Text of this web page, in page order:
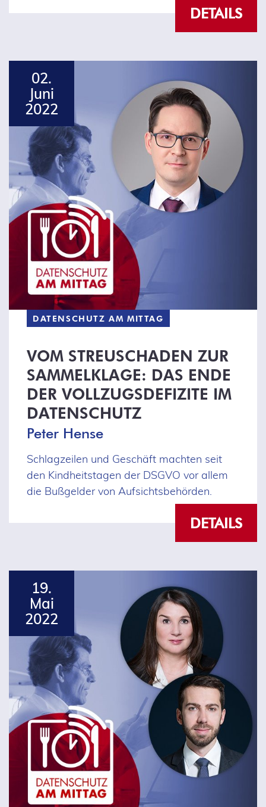
DETAILS
02.
Juni
2022
VOM STREUSCHADEN ZUR
SAMMELKLAGE: DAS ENDE
DER VOLLZUGSDEFIZITE IM
DATENSCHUTZ
Peter Hense
Schlagzeilen und Geschäft machten seit
den Kindheitstagen der DSGVO vor allem
die Bußgelder von Aufsichtsbehörden.
DETAILS
DATENSCHUTZ AM MITTAG
19.
Mai
2022